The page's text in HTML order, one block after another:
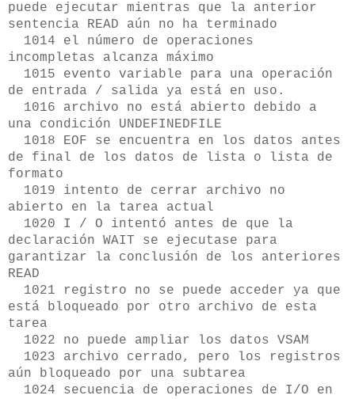
puede ejecutar mientras que la anterior
sentencia READ aún no ha terminado
1014 el número de operaciones
incompletas alcanza máximo
1015 evento variable para una operación
de entrada / salida ya está en uso.
1016 archivo no está abierto debido a
una condición UNDEFINEDFILE
1018 EOF se encuentra en los datos antes
de final de los datos de lista o lista de
formato
1019 intento de cerrar archivo no
abierto en la tarea actual
1020 I / O intentó antes de que la
declaración WAIT se ejecutase para
garantizar la conclusión de los anteriores
READ
1021 registro no se puede acceder ya que
está bloqueado por otro archivo de esta
tarea
1022 no puede ampliar los datos VSAM
1023 archivo cerrado, pero los registros
aún bloqueado por una subtarea
1024 secuencia de operaciones de I/O en